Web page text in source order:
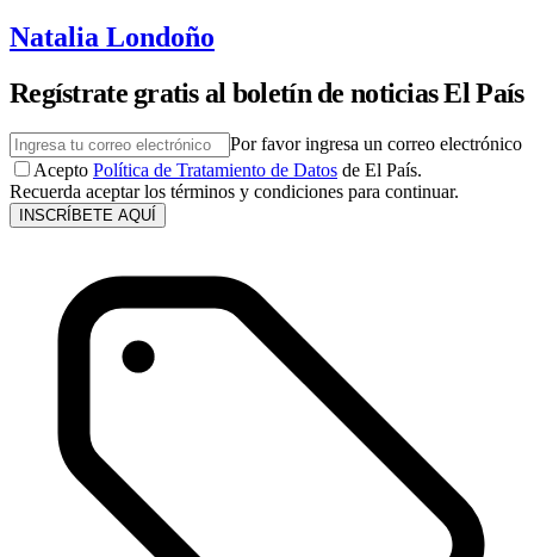
Natalia Londoño
Regístrate gratis al boletín de noticias El País
Por favor ingresa un correo electrónico
Acepto Política de Tratamiento de Datos de El País.
Recuerda aceptar los términos y condiciones para continuar.
INSCRÍBETE AQUÍ